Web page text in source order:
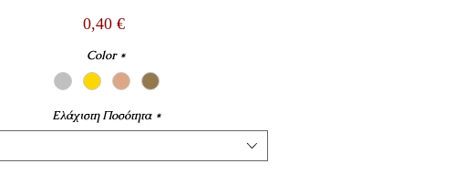
0,40 €Τιμή
Color *
Ελάχιστη Ποσότητα *